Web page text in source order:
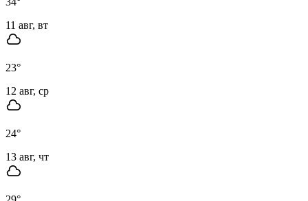
11 авг, вт
23°
12 авг, ср
24°
13 авг, чт